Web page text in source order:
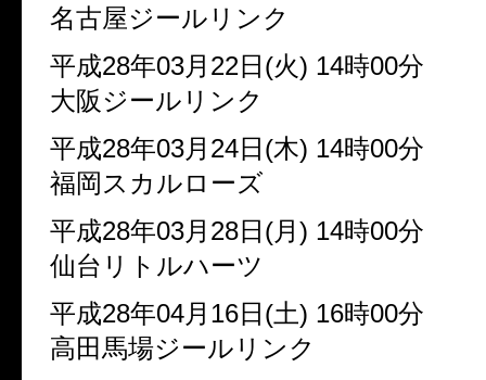
名古屋ジールリンク
平成28年03月22日(火) 14時00分
大阪ジールリンク
平成28年03月24日(木) 14時00分
福岡スカルローズ
平成28年03月28日(月) 14時00分
仙台リトルハーツ
平成28年04月16日(土) 16時00分
高田馬場ジールリンク